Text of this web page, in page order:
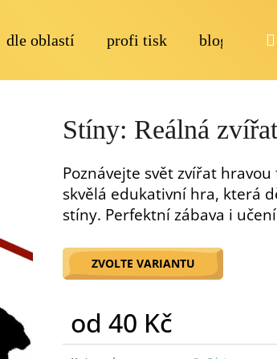
dle oblastí profi tisk blog o
Stíny: Reálná
Poznávejte svět zvířat
skvělá edukativní hra, která
stíny. Perfektní zábava i
ZVOLTE VARIANTU
od 40 Kč
Měrná